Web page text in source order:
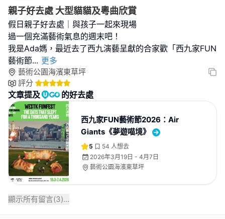
親子好去處 大型貓貓及粵曲欣賞
假日親子好去處｜與孩子一起來現場
過一個充滿藝術氣息的週末吧！
我是Ada媽，最近去了西九演藝呈獻的合家歡「西九家FUN
藝術節... 更多
藝術公園海濱東草坪
評分
文章提及 的好去處
西九家FUN藝術節2026：Air
Giants《夢遊喵境》
5 54 人想去
2026年3月19日 - 4月7日
藝術公園海濱東草坪
顯示所有留言(3)...